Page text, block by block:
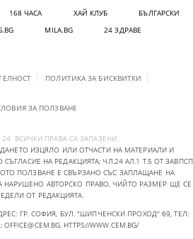
168 ЧАСА ХАЙ КЛУБ
БЪЛГАРСКИ
MILA.BG 24 ЗДРАВЕ
ПОЛИТИКА ЗА БИСКВИТКИ
ЗА ПОЛЗВАНЕ
ВСИЧКИ ПРАВА СА ЗАПАЗЕНИ.
ИЗЦЯЛО ИЛИ ОТЧАСТИ НА МАТЕРИАЛИ И
НА РЕДАКЦИЯТА; ЧЛ.24 АЛ.1 Т.5 ОТ ЗАВПСП
ПОЛЗВАНЕ Е СВЪРЗАНО СЪС ЗАПЛАЩАНЕ НА
НАРУШЕНО АВТОРСКО ПРАВО, ЧИЙТО РАЗМЕР ЩЕ СЕ
ОТ РЕДАКЦИЯТА.
ГР. СОФИЯ, БУЛ. "ШИПЧЕНСКИ ПРОХОД" 69, ТЕЛ:
OFFICE@CEM.BG HTTPS://WWW.CEM.BG/